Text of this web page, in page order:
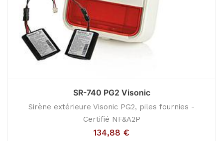
SR-740 PG2 Visonic
Sirène extérieure Visonic PG2, piles fournies -
Certifié NF&A2P
134,88 €